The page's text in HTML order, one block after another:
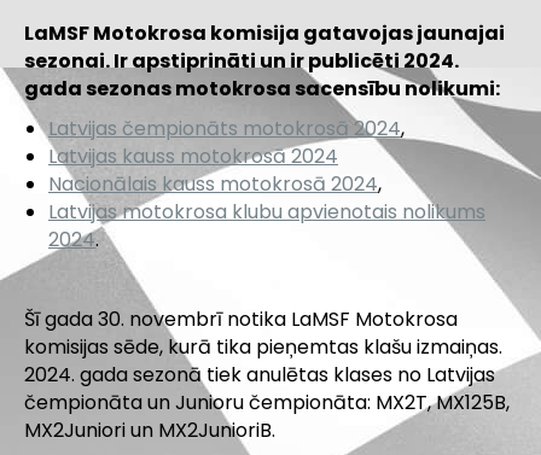
LaMSF Motokrosa komisija gatavojas jaunajai
sezonai. Ir apstiprināti un ir publicēti 2024.
gada sezonas motokrosa sacensību nolikumi:
Latvijas čempionāts motokrosā 2024,
Latvijas kauss motokrosā 2024
Nacionālais kauss motokrosā 2024,
Latvijas motokrosa klubu apvienotais nolikums
2024.
Šī gada 30. novembrī notika LaMSF Motokrosa
komisijas sēde, kurā tika pieņemtas klašu izmaiņas.
2024. gada sezonā tiek anulētas klases no Latvijas
čempionāta un Junioru čempionāta: MX2T, MX125B,
MX2Juniori un MX2JunioriB.